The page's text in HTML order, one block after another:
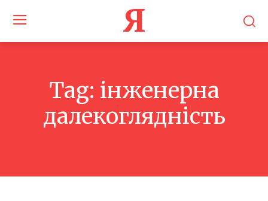
Я
Tag: інженерна
далекоглядність